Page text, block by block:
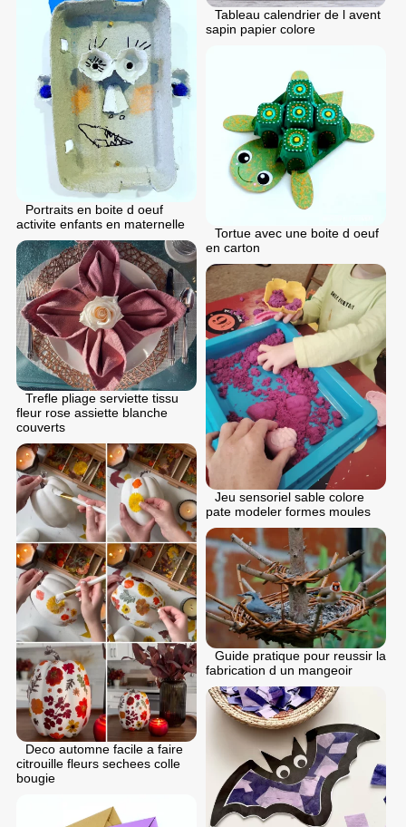
Tableau calendrier de l avent
sapin papier colore
Portraits en boite d oeuf
activite enfants en maternelle
Tortue avec une boite d oeuf
en carton
Trefle pliage serviette tissu
fleur rose assiette blanche
couverts
Jeu sensoriel sable colore
pate modeler formes moules
Deco automne facile a faire
citrouille fleurs sechees colle
bougie
Guide pratique pour reussir la
fabrication d un mangeoir